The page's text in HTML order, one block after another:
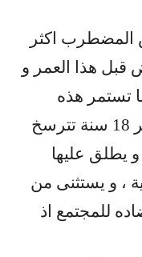
اكثر
قبل هذا العمر و
تستمر هذه
الأعراض مع الشخص حتى عمر 18 سنة تترسخ
يطلق عليها
، و يستثنى من
للمجتمع اذ